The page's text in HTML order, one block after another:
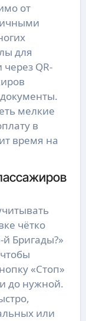
от
для
QR-
мелкие
в
время на
чётко
Бригады?»
«Стоп»
до нужной.
или